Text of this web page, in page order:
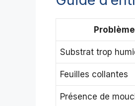
Problème
Substrat trop
Feuilles collantes
Présence de